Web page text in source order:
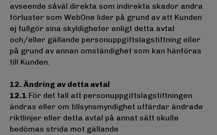
avseende såväl direkta som indirekta skador andra
förluster som WebOne lider på grund av att Kunden
ej fullgör sina skyldigheter enligt detta avtal
och/eller gällande personuppgiftslagstiftning eller
på grund av annan omständighet som kan hänföras
till Kunden.
12. Ändring av detta avtal
12.1 För det fall att personuppgiftslagstiftningen
ändras eller om tillsynsmyndighet utfärdar ändrade
riktlinjer eller detta avtal på annat sätt skulle
bedömas strida mot gällande